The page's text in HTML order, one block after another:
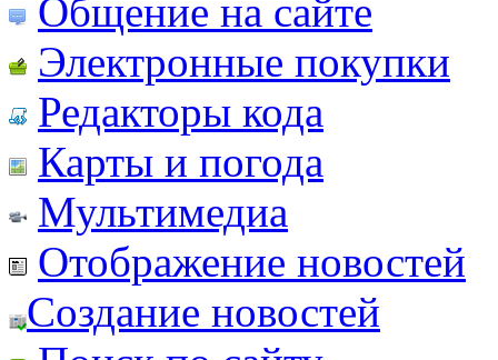
Общение на сайте
Электронные покупки
Редакторы кода
Карты и погода
Мультимедиа
Отображение новостей
Создание новостей